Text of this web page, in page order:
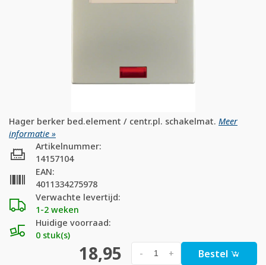
Hager berker bed.element / centr.pl. schakelmat. Meer
informatie »
Verwachte levertijd:
1-2 weken
Huidige voorraad:
0 stuk(s)
Artikelnummer:
14157104
EAN:
4011334275978
18,95 +
- Bestel